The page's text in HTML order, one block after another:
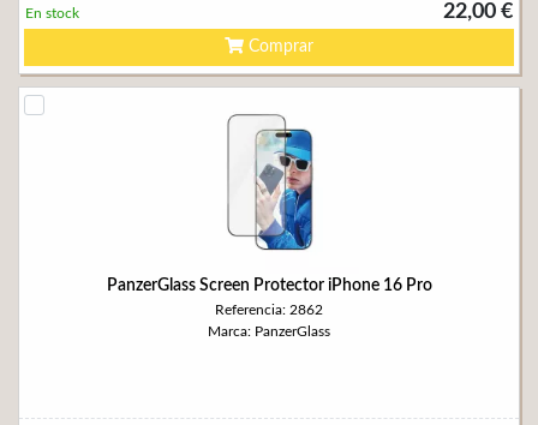
22,00 €
En stock
Comprar
PanzerGlass Screen Protector iPhone 16 Pro
Referencia: 2862
Marca: PanzerGlass